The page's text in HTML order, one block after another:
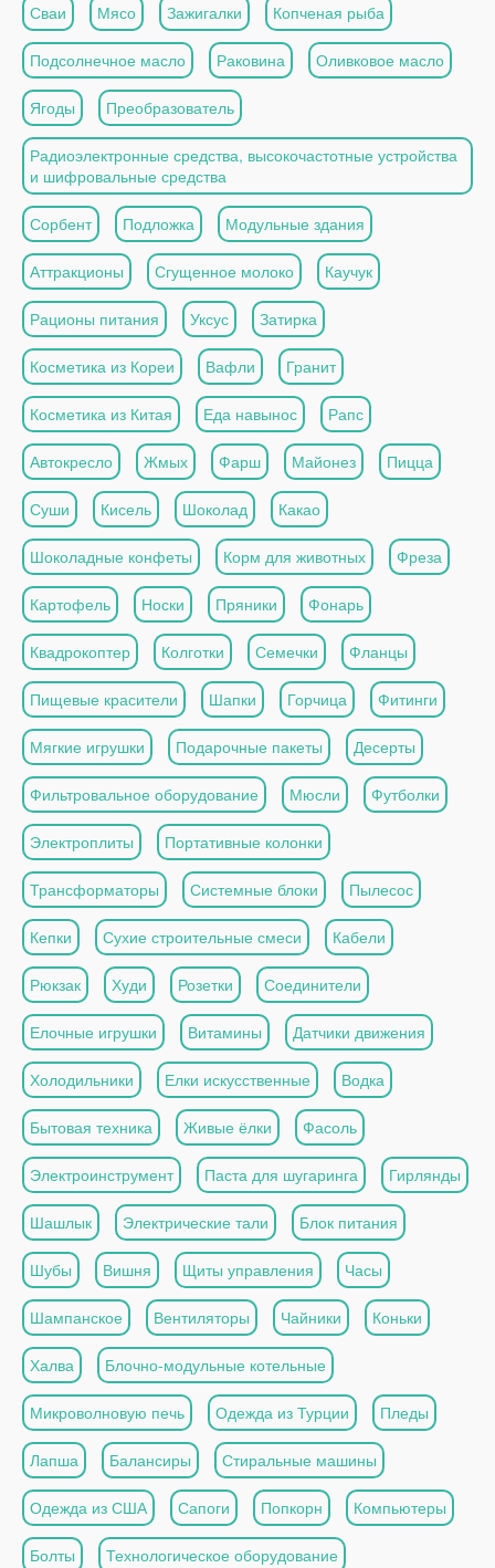
Сваи Мясо Зажигалки Копченая рыба
Подсолнечное масло Раковина Оливковое масло
Ягоды Преобразователь
Радиоэлектронные средства, высокочастотные устройства
и шифровальные средства
Сорбент Подложка Модульные здания
Аттракционы Сгущенное молоко Каучук
Рационы питания Уксус Затирка
Косметика из Кореи Вафли Гранит
Косметика из Китая Еда навынос Рапс
Автокресло Жмых Фарш Майонез Пицца
Суши Кисель Шоколад Какао
Шоколадные конфеты Корм для животных Фреза
Картофель Носки Пряники Фонарь
Квадрокоптер Колготки Семечки Фланцы
Пищевые красители Шапки Горчица Фитинги
Мягкие игрушки Подарочные пакеты Десерты
Фильтровальное оборудование Мюсли Футболки
Электроплиты Портативные колонки
Трансформаторы Системные блоки Пылесос
Кепки Сухие строительные смеси Кабели
Рюкзак Худи Розетки Соединители
Елочные игрушки Витамины Датчики движения
Холодильники Елки искусственные Водка
Бытовая техника Живые ёлки Фасоль
Электроинструмент Паста для шугаринга Гирлянды
Шашлык Электрические тали Блок питания
Шубы Вишня Щиты управления Часы
Шампанское Вентиляторы Чайники Коньки
Халва Блочно-модульные котельные
Микроволновую печь Одежда из Турции Пледы
Лапша Балансиры Стиральные машины
Одежда из США Сапоги Попкорн Компьютеры
Болты Технологическое оборудование